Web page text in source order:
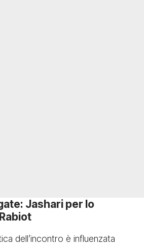
Jashari per lo
dell’incontro è influenzata